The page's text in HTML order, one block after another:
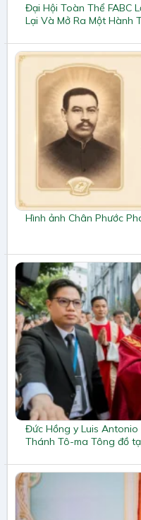
Đại Hội Toàn Thể FABC
Lại Và Mở Ra Một Hành
Hình ảnh Chân Phước
Đức Hồng y Luis Antonio
Thánh Tô-ma Tông đồ